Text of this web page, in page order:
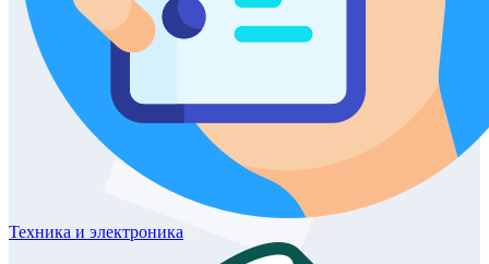
Техника и электроника